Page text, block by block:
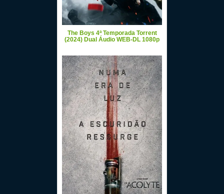
The Boys 4ª Temporada Torrent
(2024) Dual Áudio WEB-DL 1080p